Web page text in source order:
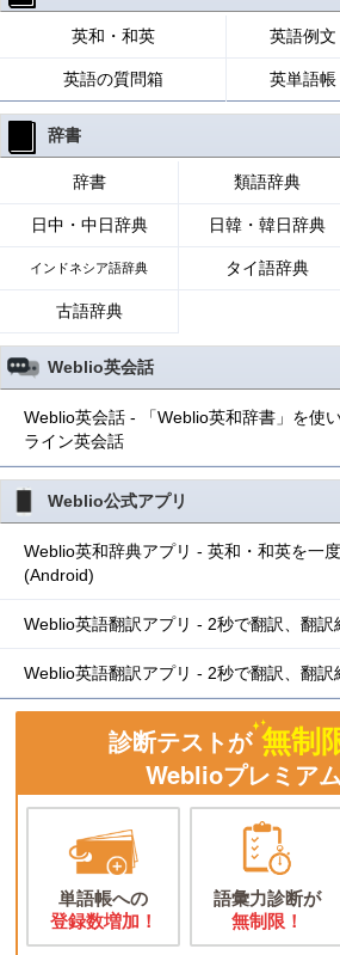
英和・和英 英語例文
英語の質問箱 英単語帳
辞書
辞書 類語辞典
日中・中日辞典 日韓・韓日辞典
インドネシア語辞典 タイ語辞典
古語辞典
Weblio英会話
Weblio英会話 - 「Weblio英和辞書」を使
ライン英会話
Weblio公式アプリ
Weblio英和辞典アプリ - 英和・和英を一
(Android)
Weblio英語翻訳アプリ - 2秒で翻訳、翻
Weblio英語翻訳アプリ - 2秒で翻訳、翻訳
診断テストが 無制
Weblioプレミア
単語帳への
登録数増加！
語彙力診断が
無制限！